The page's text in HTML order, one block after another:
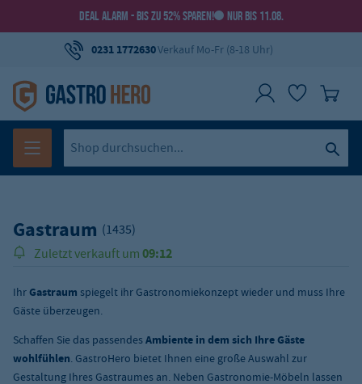
DEAL ALARM - BIS ZU 52% SPAREN! NUR BIS 11.08.
0231 1772630Verkauf Mo-Fr (8-18 Uhr)
Gastraum (1435)
Über70.000Produkte verkauft!
Zuletzt verkauft um
IhrGastraum spiegelt ihr Gastronomiekonzept wieder und muss Ihre
Gäste überzeugen.
Schaffen Sie das passendesAmbiente in dem sich Ihre Gäste
wohlfühlen. GastroHero bietet Ihnen eine große Auswahl zur
Gestaltung Ihres Gastraumes an. Neben Gastronomie-Möbeln lassen